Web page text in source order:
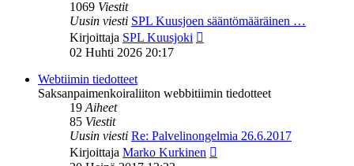
1069 Viestit
Uusin viesti SPL Kuusjoen sääntömääräinen …
Kirjoittaja SPL Kuusjoki
02 Huhti 2026 20:17
Webtiimin tiedotteet
Saksanpaimenkoiraliiton webbitiimin tiedotteet
19Aiheet
85 Viestit
Uusin viesti Re: Palvelinongelmia 26.6.2017
Kirjoittaja Marko Kurkinen